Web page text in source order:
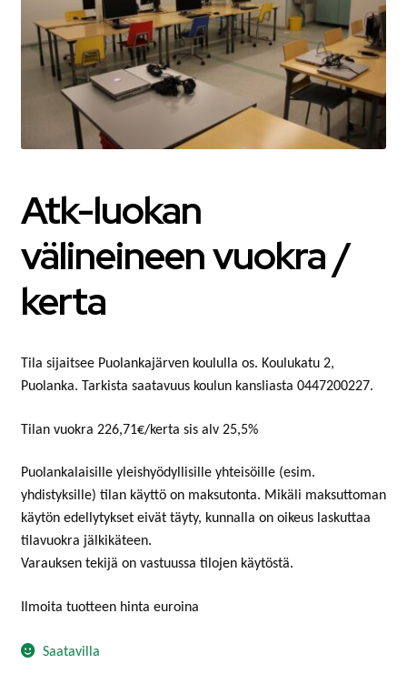
KIRJASTO
MATKAMUISTOT
VUOKRATTAVAT TILAT JA LAITTEET
TOIMISTO- JA VIRANOMAISPALVELUT
LIITTYMISMAKSUT
TONTIT
POISTETTAVA MATERIAALI
Atk-luokan
välineineen vuokra /
kerta
Tila sijaitsee Puolankajärven koululla os. Koulukatu 2,
Puolanka. Tarkista saatavuus koulun kansliasta 0447200227.
Tilan vuokra 226,71€/kerta sis alv 25,5%
Puolankalaisille yleishyödyllisille yhteisöille (esim.
yhdistyksille) tilan käyttö on maksutonta. Mikäli maksuttoman
käytön edellytykset eivät täyty, kunnalla on oikeus laskuttaa
tilavuokra jälkikäteen.
Varauksen tekijä on vastuussa tilojen käytöstä.
Ilmoita tuotteen hinta euroina
Saatavilla